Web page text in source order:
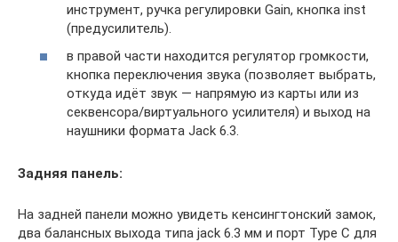
инструмент, ручка регулировки Gain, кнопка inst
(предусилитель).
в правой части находится регулятор громкости,
кнопка переключения звука (позволяет выбрать,
откуда идёт звук — напрямую из карты или из
секвенсора/виртуального усилителя) и выход на
наушники формата Jack 6.3.
Задняя панель:
На задней панели можно увидеть кенсингтонский замок,
два балансных выхода типа jack 6.3 мм и порт Type C для